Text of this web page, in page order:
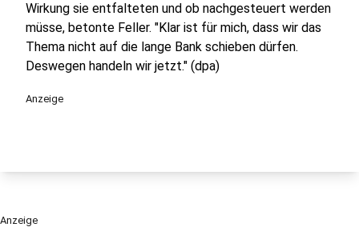
Wirkung sie entfalteten und ob nachgesteuert werden
müsse, betonte Feller. "Klar ist für mich, dass wir das
Thema nicht auf die lange Bank schieben dürfen.
Deswegen handeln wir jetzt." (dpa)
Anzeige
Anzeige